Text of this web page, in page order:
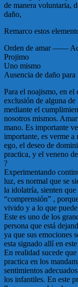
de manera voluntaria,
daño,
Remarco estos
Orden de amar ——
Projimo
Uno mismo
Ausencia de daño
Para el noajismo, en el
exclusión de alguna
mediante el
nosotros mismos.
mano. Es importante
importante, es verme
ego, el deseo de
practica, y el veneno
?
Experimentando
luz, es normal que se
la idolatría, sienten
“comprensión” ,
vivido y a lo que
Este es uno de los
persona que está
ya que sus emociones
esta signado allí en
En realidad sucede
practica en los
sentimientos
los infantiles. En este